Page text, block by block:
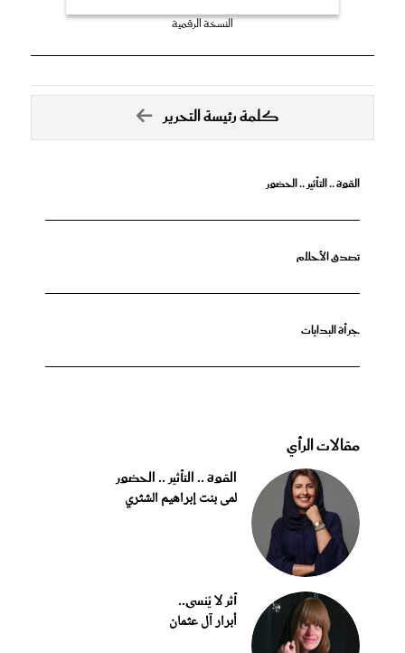
النسخة الرقمية
كلمة رئيسة التحرير
القوة .. التأثير .. الحضور
تصدق الأحلام
جرأة البدايات
مقالات الرأي
القوة .. التأثير .. الحضور
لمى بنت إبراهيم الشثري
أثر لا يُنسى..
أبرار آل عثمان